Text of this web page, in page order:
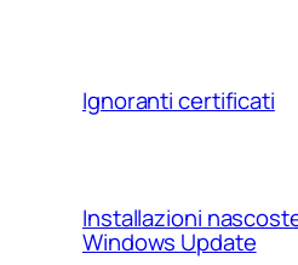
Ignoranti certificati
Installazioni
Windows Update